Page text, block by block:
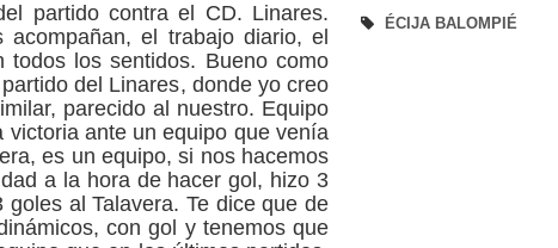
ÉCIJA BALOMPIÉ
partido contra el CD. Linares.
acompañan, el trabajo diario, el
los sentidos. Bueno como
del Linares, donde yo creo
parecido al nuestro. Equipo
ante un equipo que venía
es un equipo, si nos hacemos
a la hora de hacer gol, hizo 3
al Talavera. Te dice que de
con gol y tenemos que